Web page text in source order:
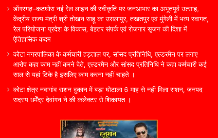
डोंगरगढ़–कटघोरा नई रेल लाइन की स्वीकृति पर जनआभार का अभूतपूर्व उत्साह,
केंद्रीय राज्य मंत्री श्री तोखन साहू का उसलापुर, तखतपुर एवं मुंगेली में भव्य स्वागत,
रेल परियोजना प्रदेश के विकास, बेहतर संपर्क एवं रोजगार सृजन की दिशा में
ऐतिहासिक कदम
कोटा नगरपालिका के कर्मचारी हड़ताल पर, सांसद प्रतिनिधि, एल्डरमैन पर लगाए
आरोप कहा काम नहीं करने देते, एल्डरमैन और सांसद प्रतिनिधि ने कहा कर्मचारी कई
साल से यहां टिके है इसलिए काम करना नहीं चाहते ।
कोटा क्षेत्र नवागांव राशन दुकान में बड़ा घोटाला 6 माह से नहीं मिला राशन, जनपद
सदस्य धर्मेंद्र देवांगन ने की कलेक्टर से शिकायत ।